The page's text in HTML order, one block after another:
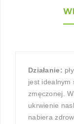
Działanie:
jest idealnym
zmęczonej.
ukrwienie
nabiera